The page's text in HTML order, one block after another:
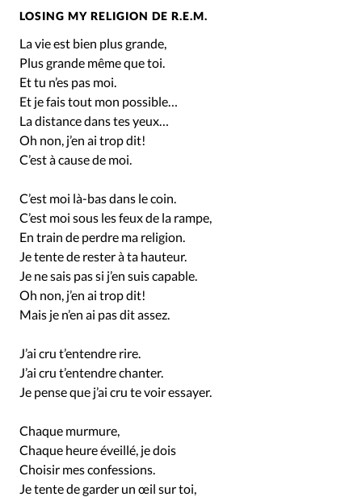
LOSING MY RELIGION DE R.E.M.
La vie est bien plus grande,
Plus grande même que toi.
Et tu n’es pas moi.
Et je fais tout mon possible…
La distance dans tes yeux…
Oh non, j’en ai trop dit!
C’est à cause de moi.
C’est moi là-bas dans le coin.
C’est moi sous les feux de la rampe,
En train de perdre ma religion.
Je tente de rester à ta hauteur.
Je ne sais pas si j’en suis capable.
Oh non, j’en ai trop dit!
Mais je n’en ai pas dit assez.
J’ai cru t’entendre rire.
J’ai cru t’entendre chanter.
Je pense que j’ai cru te voir essayer.
Chaque murmure,
Chaque heure éveillé, je dois
Choisir mes confessions.
Je tente de garder un œil sur toi,